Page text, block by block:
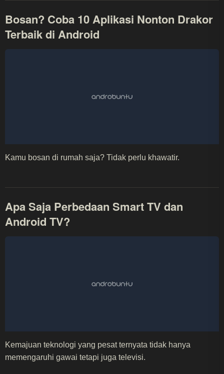
Bosan? Coba 10 Aplikasi Nonton Drakor
Terbaik di Android
Kamu bosan di rumah saja? Tidak perlu khawatir.
Apa Saja Perbedaan Smart TV dan
Android TV?
Kemajuan teknologi yang pesat ternyata tidak hanya
memengaruhi gawai tetapi juga televisi.